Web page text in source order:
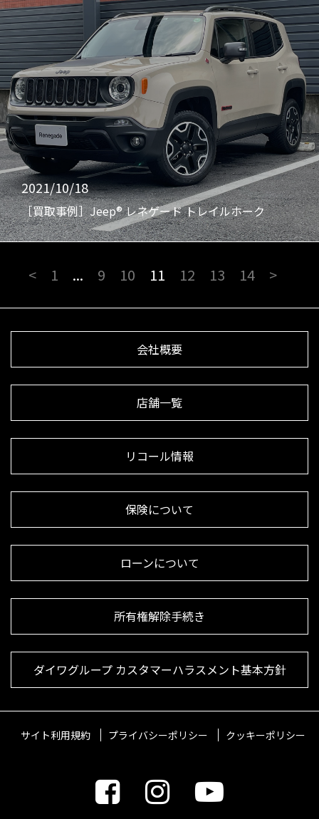
2021/10/18
［買取事例］Jeep® レネゲード トレイルホーク
< 1 ... 9 10 11 12 13 14 >
会社概要
店舗一覧
リコール情報
保険について
ローンについて
所有権解除手続き
ダイワグループ カスタマーハラスメント基本方針
サイト利用規約 プライバシーポリシー クッキーポリシー